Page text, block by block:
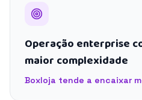
Operação enterprise
maior complexidade
Boxloja tende a encaixar